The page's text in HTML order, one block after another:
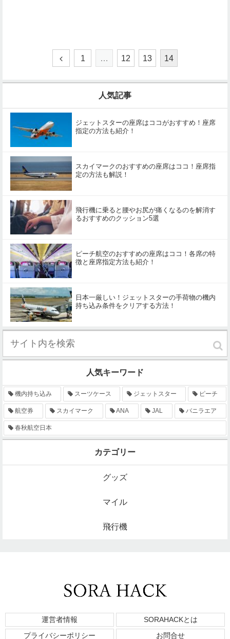
1 … 12 13 14
人気記事
ジェットスターの座席はココがおすすめ！座席
指定の方法も紹介！
スカイマークのおすすめの座席はココ！座席指
定の方法も解説！
飛行機に乗ると腰やお尻が痛くなるのを解消す
るおすすめのクッション5選
ピーチ航空のおすすめの座席はココ！各席の特
徴と座席指定方法も紹介！
日本一厳しい！ジェットスターの手荷物の機内
持ち込み条件をクリアする方法！
人気キーワード
機内持ち込み スーツケース ジェットスター ピーチ
航空券 スカイマーク ANA JAL バニラエア
春秋航空日本
カテゴリー
グッズ
マイル
飛行機
運営者情報
SORAHACKとは
プライバシーポリシー
お問合せ